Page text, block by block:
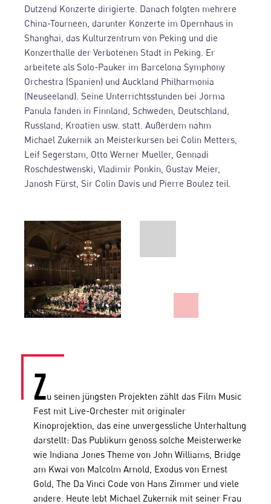
Dutzend Konzerte dirigierte. Danach folgten mehrere
China-Tourneen, darunter Konzerte im Opernhaus in
Shanghai, das Kulturzentrum von Peking und die
Konzerthalle der Verbotenen Stadt in Peking. Er
arbeitete als Solo-Pauker im Barcelona Symphony
Orchestra (Spanien) und Auckland Philharmonia
(Neuseeland). Seine Unterrichtsstunden bei Jorma
Panula fanden in Finnland, Schweden, Deutschland,
Russland, Kroatien usw. statt. Außerdem nahm
Michael Zukernik an Meisterkursen bei Colin Metters,
Leif Segerstam, Otto Werner Mueller, Gennadi
Roschdestwenski, Vladimir Ponkin, Gustav Meier,
Janosh Fürst, Sir Colin Davis und Pierre Boulez teil.
Zu seinen jüngsten Projekten zählt das Film Music
Fest mit Live-Orchester mit originaler
Kinoprojektion, das eine unvergessliche Unterhaltung
darstellt: Das Publikum genoss solche Meisterwerke
wie Indiana Jones Theme von John Williams, Bridge
am Kwai von Malcolm Arnold, Exodus von Ernest
Gold, The Da Vinci Code von Hans Zimmer und viele
andere. Heute lebt Michael Zukernik mit seiner Frau